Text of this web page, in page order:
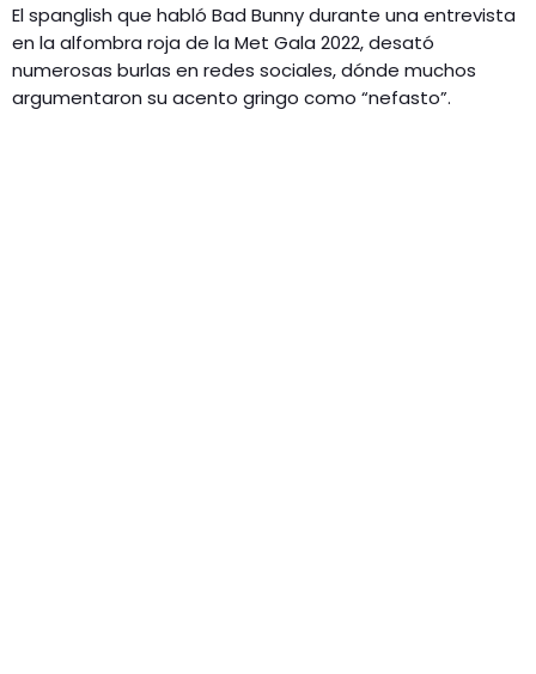
El spanglish que habló Bad Bunny durante una entrevista
en la alfombra roja de la Met Gala 2022, desató
numerosas burlas en redes sociales, dónde muchos
argumentaron su acento gringo como “nefasto”.